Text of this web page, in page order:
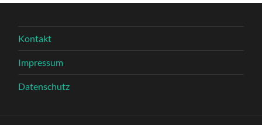
Kontakt
Impressum
Datenschutz